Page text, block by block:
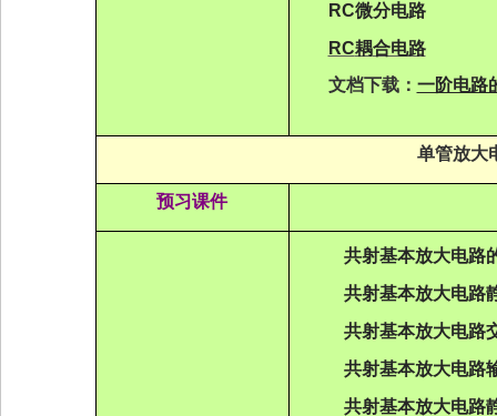
RC微分电路
RC耦合电路
文档下载： 一阶电路
单管放大
预习课件
共射基本放大电路
共射基本放大电路
共射基本放大电路
共射基本放大电路
共射基本放大电路